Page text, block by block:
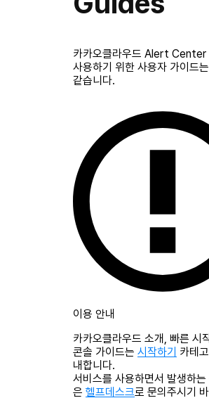
카카오클라우드 Alert Center
사용하기 위한 사용자 가이드
같습니다.
이용 안내
카카오클라우드 소개, 빠른 시
콘솔 가이드는 시작하기 카테
내합니다.
서비스를 사용하면서 발생하
은 헬프데스크로 문의주시기